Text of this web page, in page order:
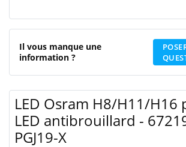
Il vous manque une
information ?
LED Osram H8/H11/H16
LED antibrouillard -
PGJ19-X